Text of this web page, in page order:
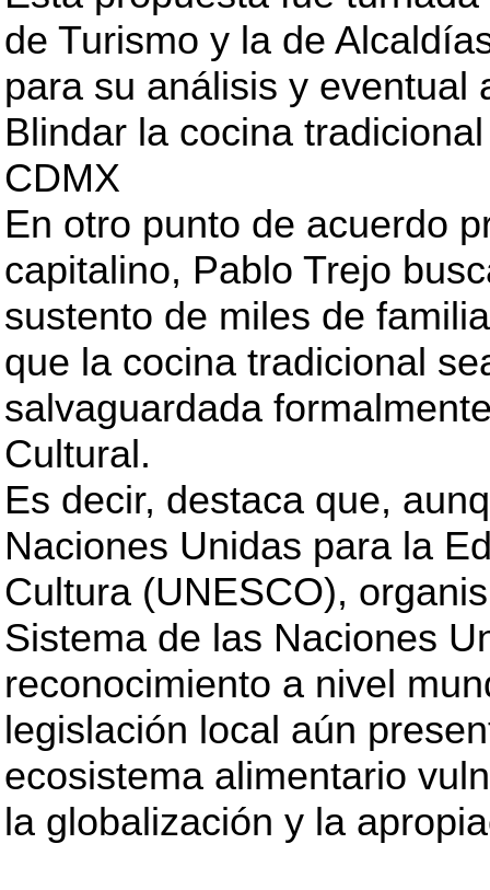
de Turismo y la de
para su análisis y eventual
Blindar la cocina
CDMX
En otro punto de acuerdo
capitalino, Pablo Trejo
sustento de miles de
que la cocina tradicional
salvaguardada
Cultural.
Es decir, destaca que,
Naciones Unidas para la
Cultura (UNESCO),
Sistema de las Naciones
reconocimiento a nivel
legislación local aún
ecosistema alimentario
la globalización y la